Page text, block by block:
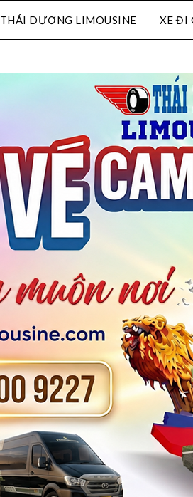
THÁI DƯƠNG LIMOUSINE XE ĐI